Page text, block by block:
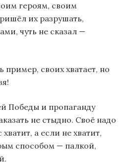
героям, своим
их разрушать,
чуть не сказал —
пример, своих хватает, но
Победы и пропаганду
не стыдно. Своё надо
а если не хватит,
способом — палкой,